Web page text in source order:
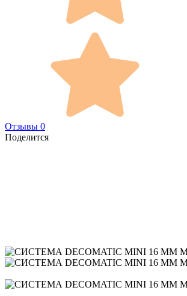
Отзывы 0
Поделится